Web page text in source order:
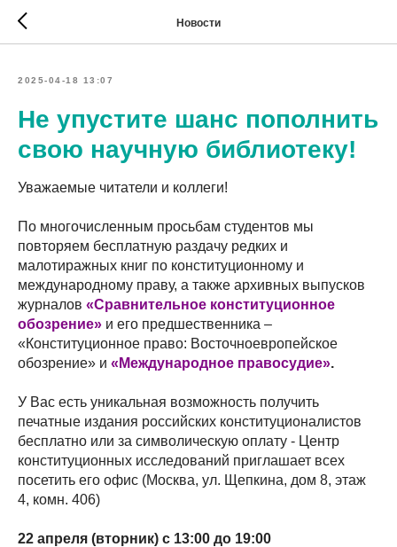
Новости
2025-04-18 13:07
Не упустите шанс пополнить
свою научную библиотеку!
Уважаемые читатели и коллеги!
По многочисленным просьбам студентов мы
повторяем бесплатную раздачу редких и
малотиражных книг по конституционному и
международному праву, а также архивных выпусков
журналов «Сравнительное конституционное
обозрение» и его предшественника –
«Конституционное право: Восточноевропейское
обозрение» и «Международное правосудие».
У Вас есть уникальная возможность получить
печатные издания российских конституционалистов
бесплатно или за символическую оплату - Центр
конституционных исследований приглашает всех
посетить его офис (Москва, ул. Щепкина, дом 8, этаж
4, комн. 406)
22 апреля (вторник) с 13:00 до 19:00